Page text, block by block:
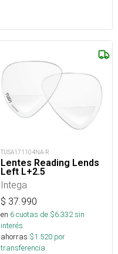
TUSA171104NA-R
Lentes Reading Lends
Left L+2.5
Intega
$ 37.990
en 6cuotas de $6.332sin
interés
ahorras $1.520 por
transferencia.